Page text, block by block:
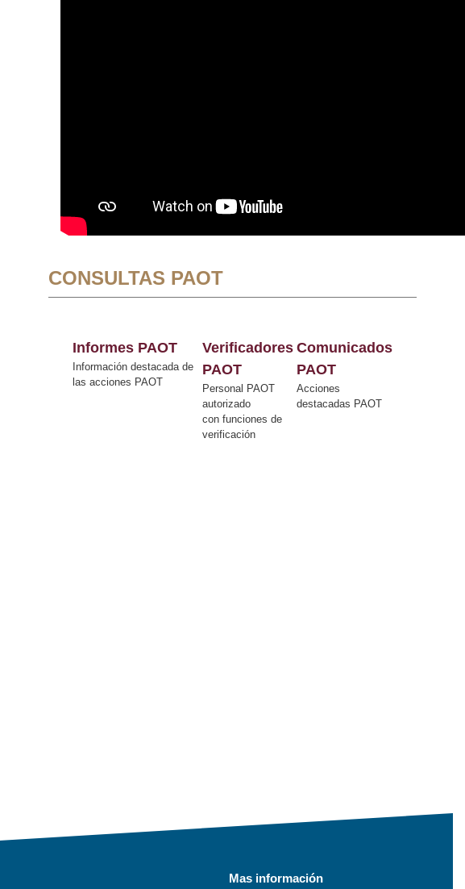
CONSULTAS PAOT
Informes PAOT
Información destacada de
las acciones PAOT
Verificadores
PAOT
Personal PAOT
autorizado
con funciones de
verificación
Comunicados
PAOT
Acciones
destacadas PAOT
Mas información